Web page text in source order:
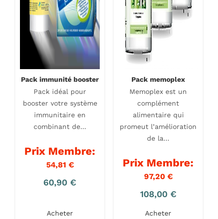
Pack immunité booster
Pack idéal pour
booster votre système
immunitaire en
combinant de…
Prix Membre:
54,81 €
60,90 €
Acheter
Pack memoplex
Memoplex est un
complément
alimentaire qui
promeut l’amélioration
de la…
Prix Membre:
97,20 €
108,00 €
Acheter